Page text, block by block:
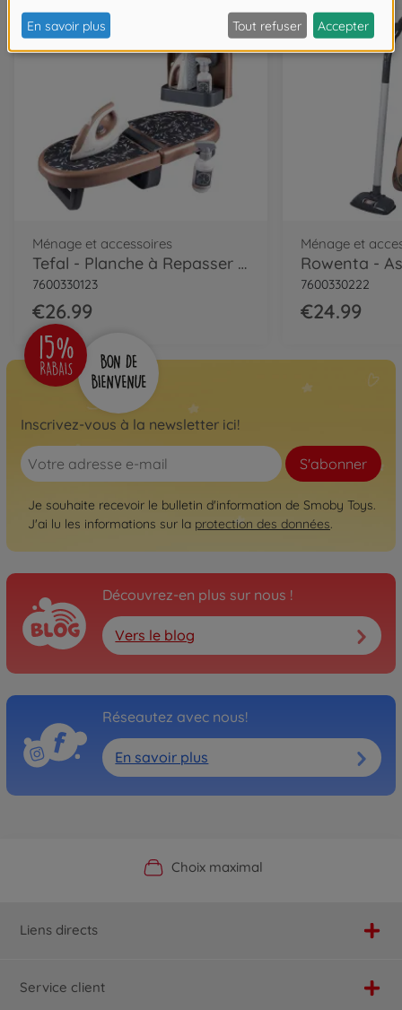
Ménage et accessoires
Tefal - Planche à Repasser Pliable
7600330123
€26.99
Ménage et
Rowenta -
7600330222
€24.99
Inscrivez-vous à la newsletter ici!
S'abonner
Je souhaite recevoir le bulletin d'information de Smoby Toys.
J'ai lu les informations sur la protection des données.
Découvrez-en plus sur nous !
Vers le blog
Réseautez avec nous!
En savoir plus
Boutique officielle du fabricant
Choix maximal
Service personnalisé
Livraison rapide
Liens directs
Service client